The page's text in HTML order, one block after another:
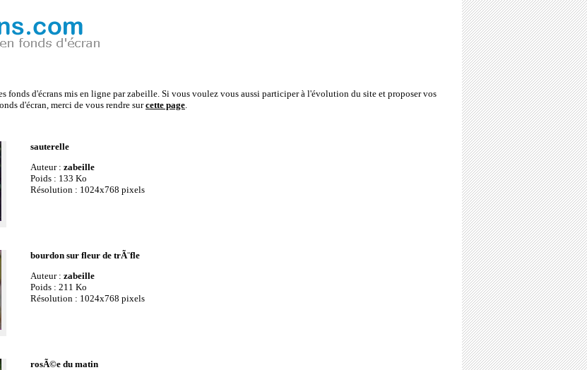
fonds d'écrans mis en ligne par zabeille. Si vous voulez vous aussi participer à l'évolution du site et proposer vos
d'écran, merci de vous rendre surcette page.
sauterelle
Auteur : zabeille
Poids : 133 Ko
Résolution : 1024x768 pixels
bourdon sur fleur de trÃ¨fle
Auteur : zabeille
Poids : 211 Ko
Résolution : 1024x768 pixels
rosÃ©e du matin